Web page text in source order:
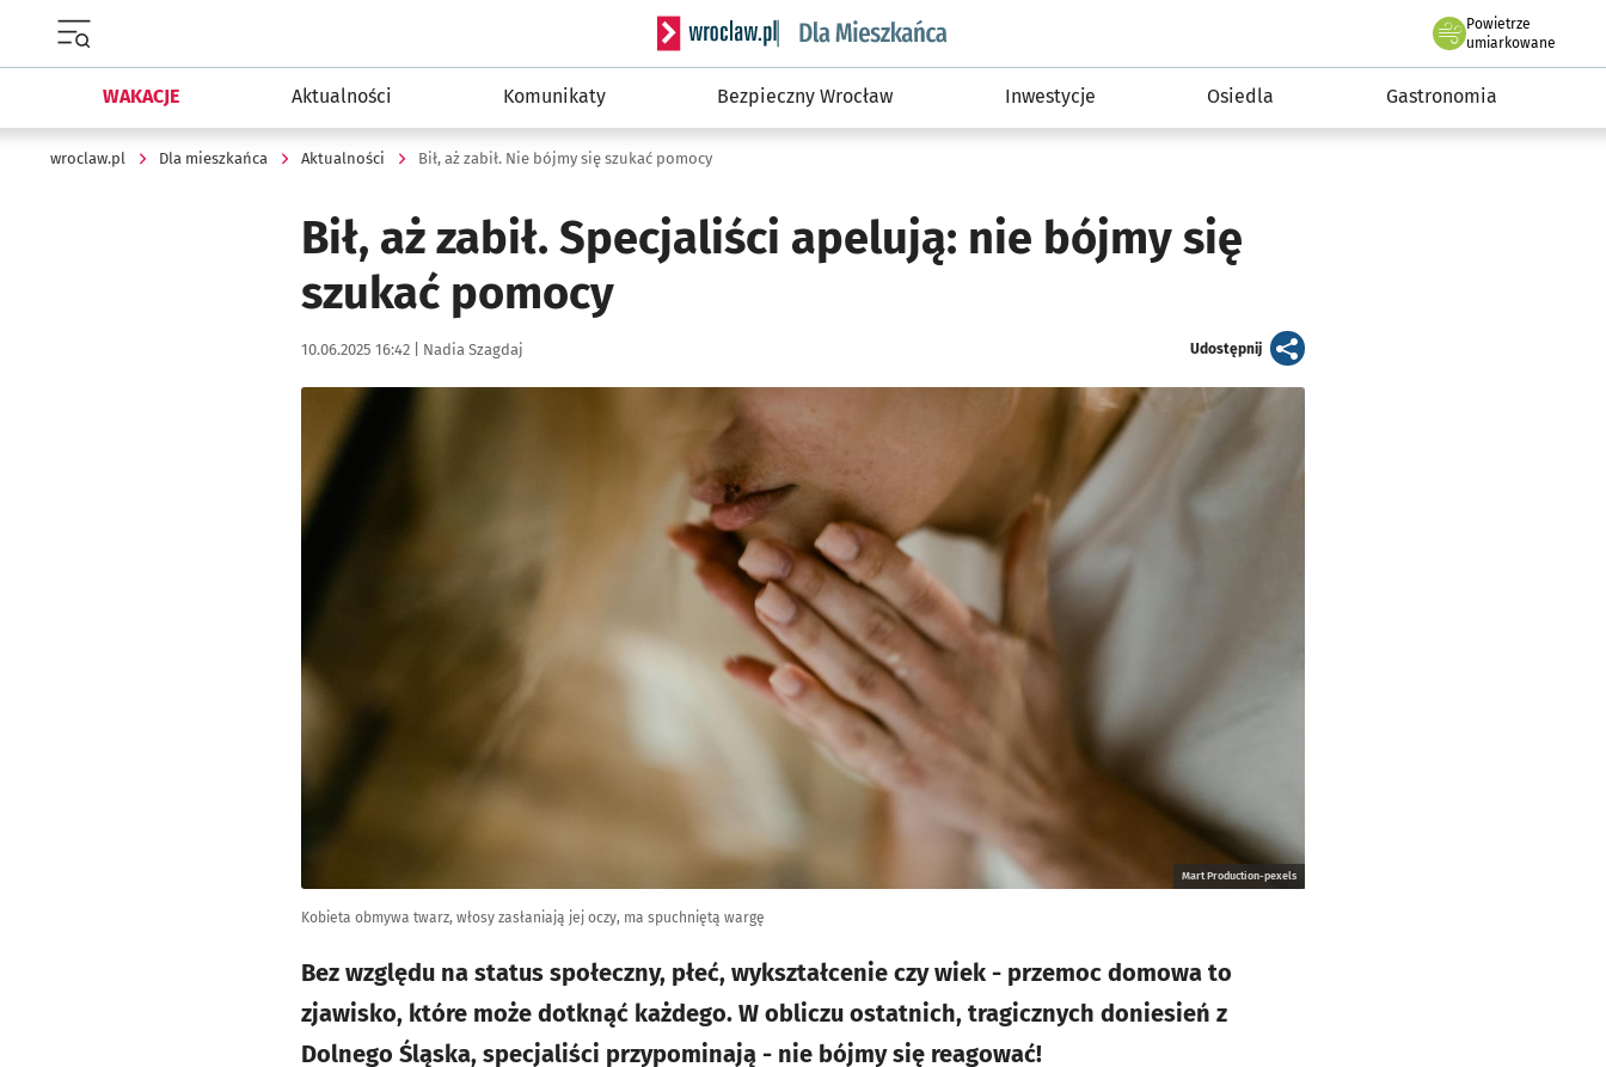
Serwis informacyjny wroclaw.pl podserwis: Dla mieszkańca
Powietrze
we Wrocławiu
umiarkowane
WAKACJE Aktualności Komunikaty Bezpieczny Wrocław Inwestycje Osiedla Gastronomia
wroclaw.pl Dla mieszkańca Aktualności Bił, aż zabił. Nie bójmy się szukać pomocy
Bił, aż zabił. Specjaliści apelują: nie bójmy się
szukać pomocy
Data publikacji:
10.06.2025 16:42 | Autor:
Nadia Szagdaj Udostępnijartykuł
Kliknij, aby powiększyć
Mart Production-pexels
Kobieta obmywa twarz, włosy zasłaniają jej oczy, ma spuchniętą wargę
Bez względu na status społeczny, płeć, wykształcenie czy wiek - przemoc domowa to
zjawisko, które może dotknąć każdego. W obliczu ostatnich, tragicznych doniesień z
Dolnego Śląska, specjaliści przypominają - nie bójmy się reagować!